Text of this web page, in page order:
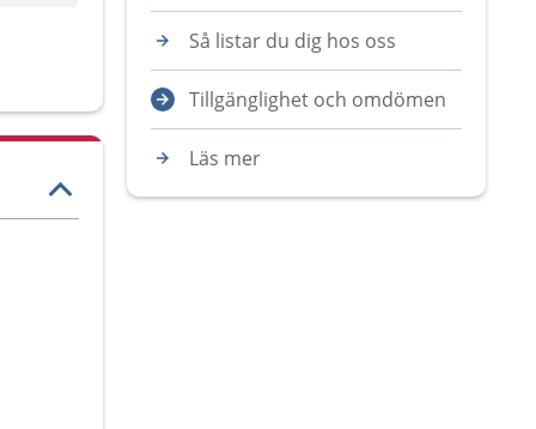
Så listar du dig hos oss
Tillgänglighet och omdömen
Läs mer